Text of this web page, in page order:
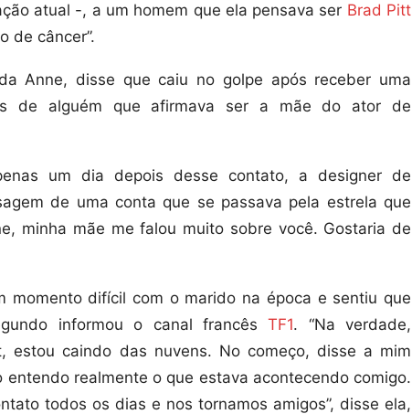
atual -, a um homem que ela pensava ser Brad Pitt
de câncer”.
Anne, disse que caiu no golpe após receber uma
de alguém que afirmava ser a mãe do ator de
um dia depois desse contato, a designer de
de uma conta que se passava pela estrela que
minha mãe me falou muito sobre você. Gostaria de
momento difícil com o marido na época e sentiu que
informou o canal francêsTF1. “Na verdade,
estou caindo das nuvens. No começo, disse a mim
entendo realmente o que estava acontecendo comigo.
todos os dias e nos tornamos amigos”, disse ela,